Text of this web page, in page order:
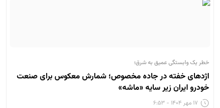
خطر یک وابستگی عمیق به شرق؛
اژدهای خفته در جاده مخصوص؛ شمارش معکوس برای صنعت
خودرو ایران زیر سایه «ماشه»
۱۷ مهر ۱۴۰۴ - ۶:۵۳